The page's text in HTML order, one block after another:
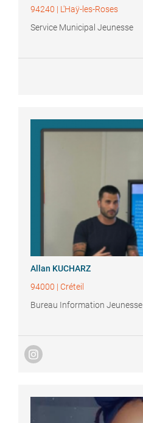
94240 | L'Haÿ-les-Roses
Service Municipal Jeunesse
Allan KUCHARZ
94000 | Créteil
Bureau Information Jeunesse